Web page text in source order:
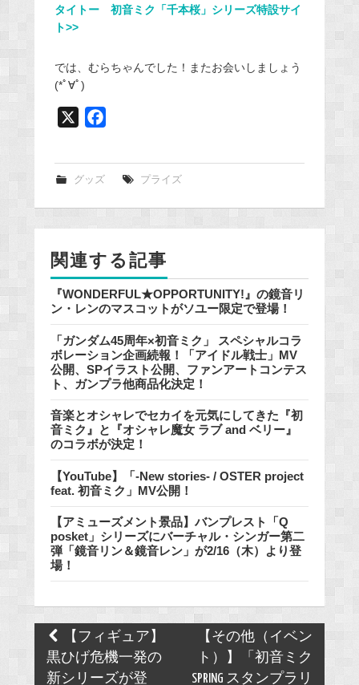
タイトー 初音ミク「千本桜」シリーズ特設サイ
ト>>
では、むらちゃんでした！またお会いしましょう
(*ﾟ∀ﾟ)
k
グッズ プライズ
関連する記事
『WONDERFUL★OPPORTUNITY!』の鏡音リ
ン・レンのマスコットがソユー限定で登場！
「ガンダム45周年×初音ミク」 スペシャルコラ
ボレーション企画続報！「アイドル戦士」MV
公開、SPイラスト公開、ファンアートコンテス
ト、ガンプラ他商品化決定！
音楽とオシャレでセカイを元気にしてきた『初
音ミク』と『オシャレ魔女 ラブ and ベリー』
のコラボが決定！
【YouTube】「-New stories- / OSTER project
feat. 初音ミク」MV公開！
【アミューズメント景品】バンプレスト「Q
posket」シリーズにバーチャル・シンガー第二
弾「鏡音リン＆鏡音レン」が2/16（木）より登
場！
Post
navigation
【フィギュア】
黒ひげ危機一発の
新シリーズが登
【その他（イベン
ト）】「初音ミク
SPRING スタンプラリ